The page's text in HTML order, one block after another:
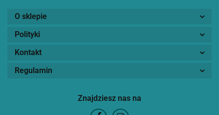
O sklepie
Polityki
Kontakt
Regulamin
Znajdziesz nas na